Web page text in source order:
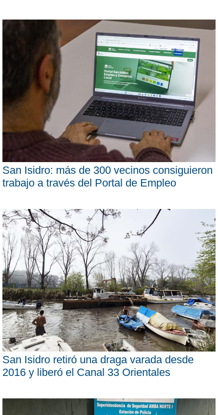
San Isidro: más de 300 vecinos consiguieron
trabajo a través del Portal de Empleo
San Isidro retiró una draga varada desde
2016 y liberó el Canal 33 Orientales